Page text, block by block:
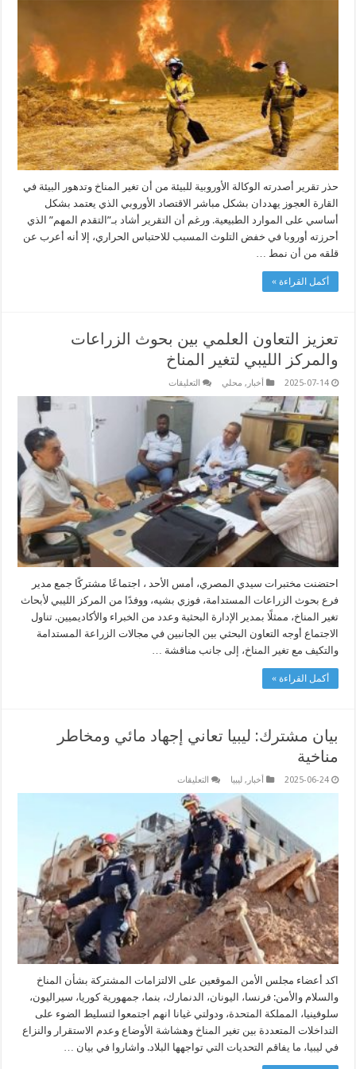
يحذر:
تغير
المناخ
والأضرار
التي
لحقت
بالطبيعة
يهددان
نمط
الحياة
في
أوروبا
مغلقة
حذر تقرير أصدرته الوكالة الأوروبية للبيئة من أن تغير المناخ وتدهور البيئة في
القارة العجوز يهددان بشكل مباشر الاقتصاد الأوروبي الذي يعتمد بشكل
أساسي على الموارد الطبيعية. ورغم أن التقرير أشاد بـ”التقدم المهم” الذي
أحرزته أوروبا في خفض التلوث المسبب للاحتباس الحراري، إلا أنه أعرب عن
قلقه من أن نمط …
أكمل القراءة »
تعزيز التعاون العلمي بين بحوث الزراعات
والمركز الليبي لتغير المناخ
2025-07-14 أخبار , محلي التعليقات
التعاون
العلمي
بين
بحوث
الزراعات
والمركز
الليبي
لتغير
المناخ
مغلقة
احتضنت مختبرات سيدي المصري، أمس الأحد ، اجتماعًا مشتركًا جمع مدير
فرع بحوث الزراعات المستدامة، فوزي بشيه، ووفدًا من المركز الليبي لأبحاث
تغير المناخ، ممثلًا بمدير الإدارة البحثية وعدد من الخبراء والأكاديميين. تناول
الاجتماع أوجه التعاون البحثي بين الجانبين في مجالات الزراعة المستدامة
والتكيف مع تغير المناخ، إلى جانب مناقشة …
أكمل القراءة »
بيان مشترك: ليبيا تعاني إجهاد مائي ومخاطر
مناخية
2025-06-24 أخبار ,ليبيا التعليقات
تعاني
إجهاد
مائي
ومخاطر
مناخية
مغلقة
اكد أعضاء مجلس الأمن الموقعين على الالتزامات المشتركة بشأن المناخ
والسلام والأمن: فرنسا، اليونان، الدنمارك، بنما، جمهورية كوريا، سيراليون،
سلوفينيا، المملكة المتحدة، ودولتي غيانا انهم اجتمعوا لتسليط الضوء على
التداخلات المتعددة بين تغير المناخ وهشاشة الأوضاع وعدم الاستقرار والنزاع
في ليبيا، ما يفاقم التحديات التي تواجهها البلاد. واشاروا في بيان …